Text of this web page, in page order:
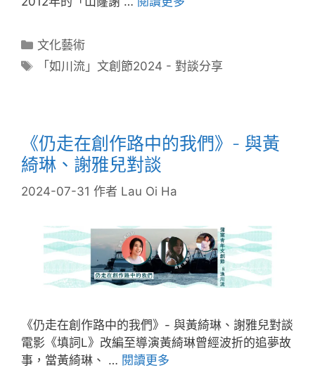
文化藝術
「如川流」文創節2024 - 對談分享
《仍走在創作路中的我們》- 與黃
綺琳、謝雅兒對談
2024-07-31 作者 Lau Oi Ha
《仍走在創作路中的我們》- 與黃綺琳、謝雅兒對談
電影《填詞L》改編至導演黃綺琳曾經波折的追夢故
事，當黃綺琳、 … 閱讀更多